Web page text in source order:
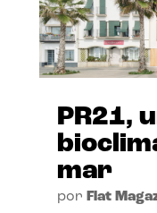
PR21,
mar
por Flat